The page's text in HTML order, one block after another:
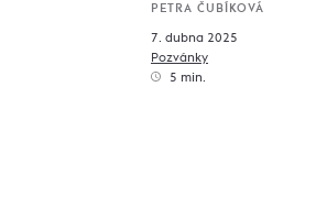
PETRA ČUBÍKOVÁ
7. dubna 2025
Pozvánky
5 min.